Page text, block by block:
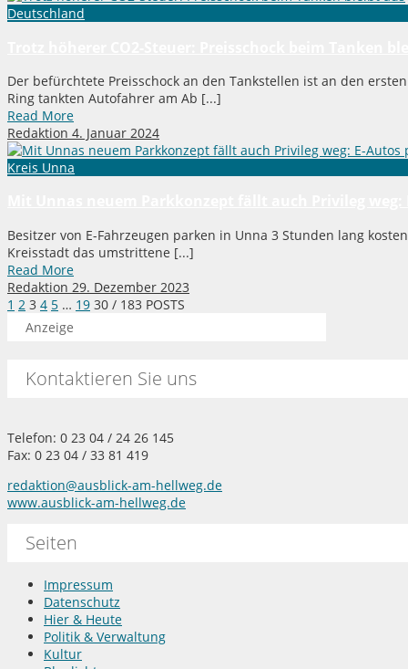
Deutschland
Der befürchtete Preisschock an den Tankstellen ist an den
Ring tankten Autofahrer am Ab [...]
Read More
Redaktion 4. Januar 2024
Kreis Unna
Besitzer von E-Fahrzeugen parken in Unna 3 Stunden lang
Kreisstadt das umstrittene [...]
Read More
Redaktion 29. Dezember 2023
1 2 3 4 5 … 19 30 / 183 POSTS
Anzeige
Kontaktieren Sie uns
Telefon: 0 23 04 / 24 26 145
Fax: 0 23 04 / 33 81 419
redaktion@ausblick-am-hellweg.de
www.ausblick-am-hellweg.de
Seiten
Impressum
Datenschutz
Hier & Heute
Politik & Verwaltung
Kultur